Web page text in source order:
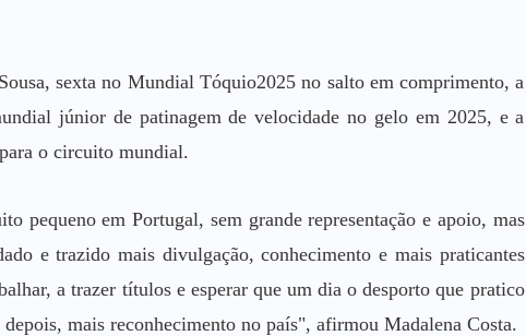
sexta no Mundial Tóquio2025 no salto em comprimento, a
júnior de patinagem de velocidade no gelo em 2025, e a
o circuito mundial.
pequeno em Portugal, sem grande representação e apoio, mas
e trazido mais divulgação, conhecimento e mais praticantes
a trazer títulos e esperar que um dia o desporto que pratico
mais reconhecimento no país", afirmou Madalena Costa.